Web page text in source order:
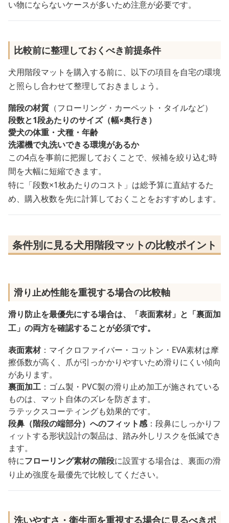
い物にならないケースが多いため注意が必要です。
比較前に整理しておくべき前提条件
犬用階段マットを購入する前に、以下の項目を自宅の環境
と照らし合わせて整理しておきましょう。
階段の材質 （フローリング・カーペット・タイルなど）
段数と1段あたりのサイズ（幅×奥行き）
愛犬の体重・犬種・年齢
洗濯機で丸洗いできる環境があるか
この4点を事前に把握しておくことで、候補を絞り込む時
間を大幅に短縮できます。
特に「段数×1枚あたりのコスト」は総予算に直結するた
め、購入枚数を先に計算しておくことをおすすめします。
条件別に見る犬用階段マットの比較ポイント
滑り止め性能を重視する場合の比較軸
滑り防止を最優先にする場合は、「表面素材」と「裏面加
工」の両方を確認することが必須です。
表面素材：マイクロファイバー・コットン・EVA素材は摩
擦係数が高く、爪が引っかかりやすいため滑りにくい傾向
があります。
裏面加工 ：ゴム製・PVC製の滑り止め加工が施されている
ものは、マット自体のズレを防ぎます。
ラテックスコーティングも効果的です。
段鼻（階段の端部分）へのフィット感：段鼻にしっかりフ
ィットする形状設計の製品は、踏み外しリスクを低減でき
ます。
特にフローリング素材の階段に設置する場合は、裏面の滑
り止め強度を最優先で比較してください。
洗いやすさ・衛生面を重視する場合に見るべきポ